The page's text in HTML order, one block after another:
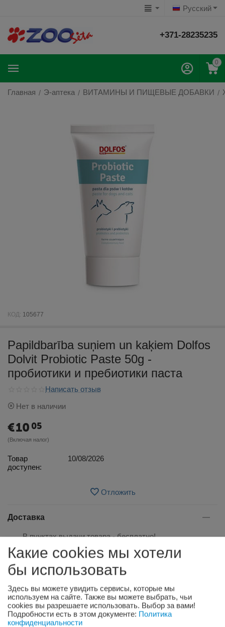
Русский
+371-28235235
0
Главная / Э-аптека / ВИТАМИНЫ И ПИЩЕВЫЕ ДОБАВКИ /
КОД: 105677
Papildbarība suņiem un kaķiem Dolfos
Dolvit Probiotic Paste 50g -
пробиотики и пребиотики паста
Написать отзыв
Нет в наличии
€10 05
(Включая налог)
Товар
доступен:
10/08/2026
Отложить
Доставка
В пунктах выдачи товара -бесплатно!
По Латвии свыше 35.00 евро - бесплатно!
По Латвии до 34.99 евро:
Venipak курьер - 3.90 евро
Omniva пакомат - 3.20 евро
Какие cookies мы хотели
бы использовать
Здесь вы можете увидить сервисы, которые мы
используем на сайте. Также вы можете выбрать, чьи
cookies вы разрешаете использовать. Выбор за вами!
Подробности есть в этом документе: Политика
конфиденциальности